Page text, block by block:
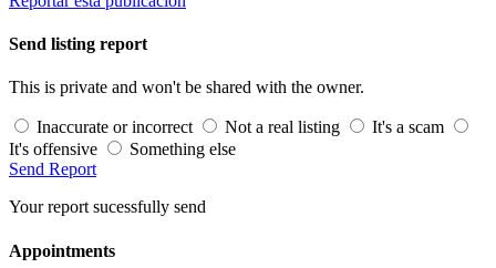
Send listing report
This is private and won't be shared with the owner.
Inaccurate or incorrect Not a real listing
It's a scam
It's offensive
Something else
Send Report
Your report sucessfully send
Appointments